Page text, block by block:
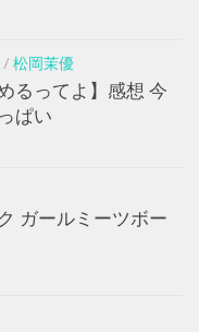
/ 松岡茉優
るってよ】感想 今
ぱい
ガールミーツボー